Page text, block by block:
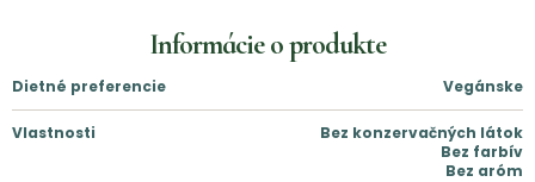
Informácie o produkte
Dietné preferencie Vegánske
Vlastnosti
Bez konzervačných látok
Bez farbív
Bez aróm